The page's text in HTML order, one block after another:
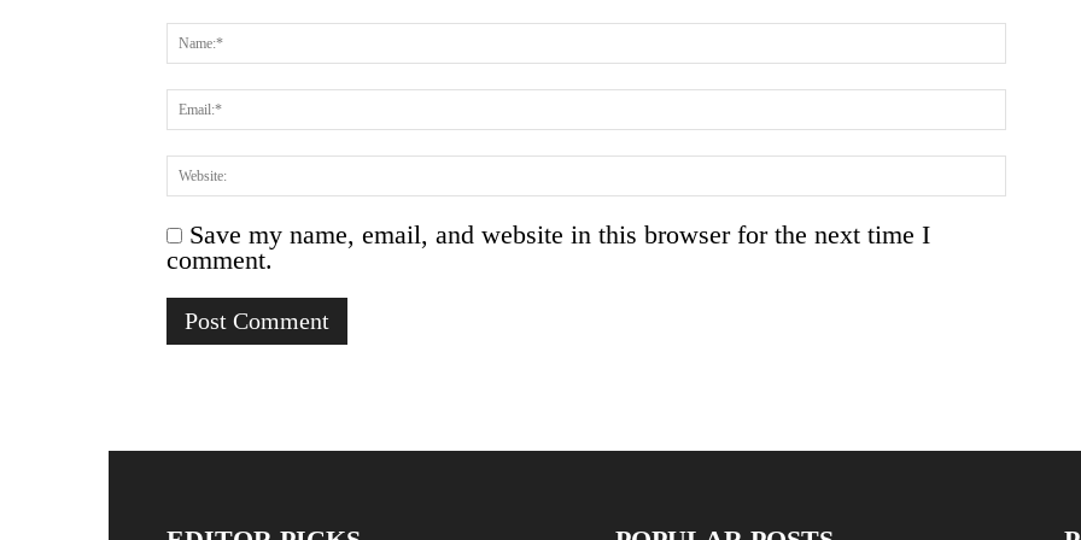
Save my name, email, and website in this browser for the next time I
comment.